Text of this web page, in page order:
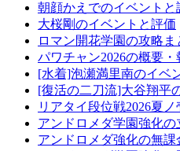
朝顔かえでのイベントと
大桜剛のイベントと評価
ロマン開花学園の攻略ま
パワチャン2026の概要・
[水着]泡瀬満里南のイベ
[復活の二刀流]大谷翔平
リアタイ段位戦2026夏
アンドロメダ学園強化の
アンドロメダ強化の無